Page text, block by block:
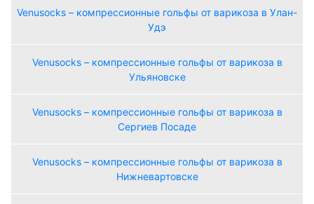
Venusocks – компрессионные гольфы от варикоза в Улан-
Удэ
Venusocks – компрессионные гольфы от варикоза в
Ульяновске
Venusocks – компрессионные гольфы от варикоза в
Сергиев Посаде
Venusocks – компрессионные гольфы от варикоза в
Нижневартовске